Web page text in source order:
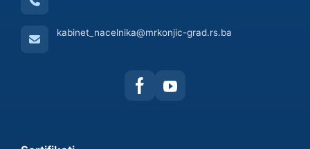
kabinet_nacelnika@mrkonjic-grad.rs.ba